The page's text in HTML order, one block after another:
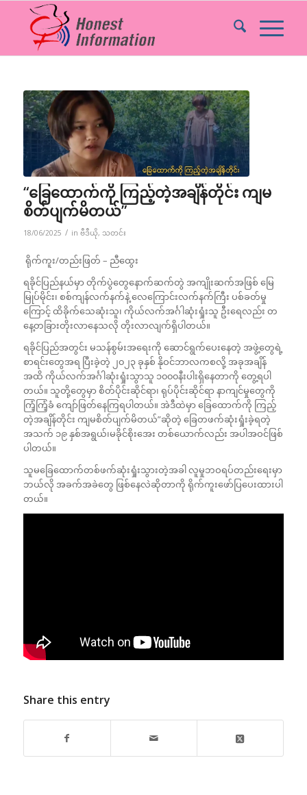
“ခြေထောက်ကို ကြည့်တဲ့အချိန်တိုင်း ကျမ
စိတ်ပျက်မိတယ်”
18/06/2025 / in ဗီဒီယို, သတင်း
ရိုက်ကူး/တည်းဖြတ် – ညီထွေး
ရခိုင်ပြည်နယ်မှာ တိုက်ပွဲတွေနောက်ဆက်တွဲ အကျိုးဆက်အဖြစ် မြေ
မြုပ်မိုင်း၊ စစ်ကျန်လက်နက်နဲ့ လေကြောင်းလက်နက်ကြီး ပစ်ခတ်မှု
ကြောင့် ထိခိုက်သေဆုံးသူ၊ ကိုယ်လက်အင်္ဂါဆုံးရှုံးသူ ဦးရေလည်း တ
နေ့တခြားတိုးလာနေသလို တိုးလာလျက်ရှိပါတယ်။
ရခိုင်ပြည်အတွင်း မသန်စွမ်းအရေးကို ဆောင်ရွက်ပေးနေတဲ့ အဖွဲ့တွေရဲ့
စာရင်းတွေအရ ပြီးခဲ့တဲ့ ၂၀၂၃ ခုနှစ် နိုဝင်ဘာလကစလို့ အခုအချိန်
အထိ ကိုယ်လက်အင်္ဂါဆုံးရှုံးသွာသူ ၁၀၀၀နီးပါးရှိနေတာကို တွေ့ရပါ
တယ်။ သူတို့တွေမှာ စိတ်ပိုင်းဆိုင်ရာ၊ ရုပ်ပိုင်းဆိုင်ရာ နာကျင်မှုတွေကို
ကြံ့ကြံ့ခံ ကျော်ဖြတ်နေကြရပါတယ်။ အဲဒီထဲမှာ ခြေထောက်ကို ကြည့်
တဲ့အချိန်တိုင်း ကျမစိတ်ပျက်မိတယ်”ဆိုတဲ့ ခြေတဖက်ဆုံးရှုံးခဲ့ရတဲ့
အသက် ၁၉ နှစ်အရွယ်၊မခိုင်စိုးအေး တစ်ယောက်လည်း အပါအဝင်ဖြစ်
ပါတယ်။
သူမခြေထောက်တစ်ဖက်ဆုံးရှုံးသွားတဲ့အခါ လူမှုဘဝရပ်တည်းရေးမှာ
ဘယ်လို အခက်အခဲတွေ ဖြစ်နေလဲဆိုတာကို ရိုက်ကူးဖော်ပြပေးထားပါ
တယ်။
Share this entry